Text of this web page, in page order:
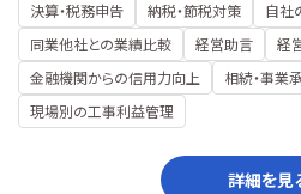
決算・税務申告
納税・節税対策 自社
同業他社との業績比較
経営助言
経
金融機関からの信用力向上
相続・事業
現場別の工事利益管理
詳細を見